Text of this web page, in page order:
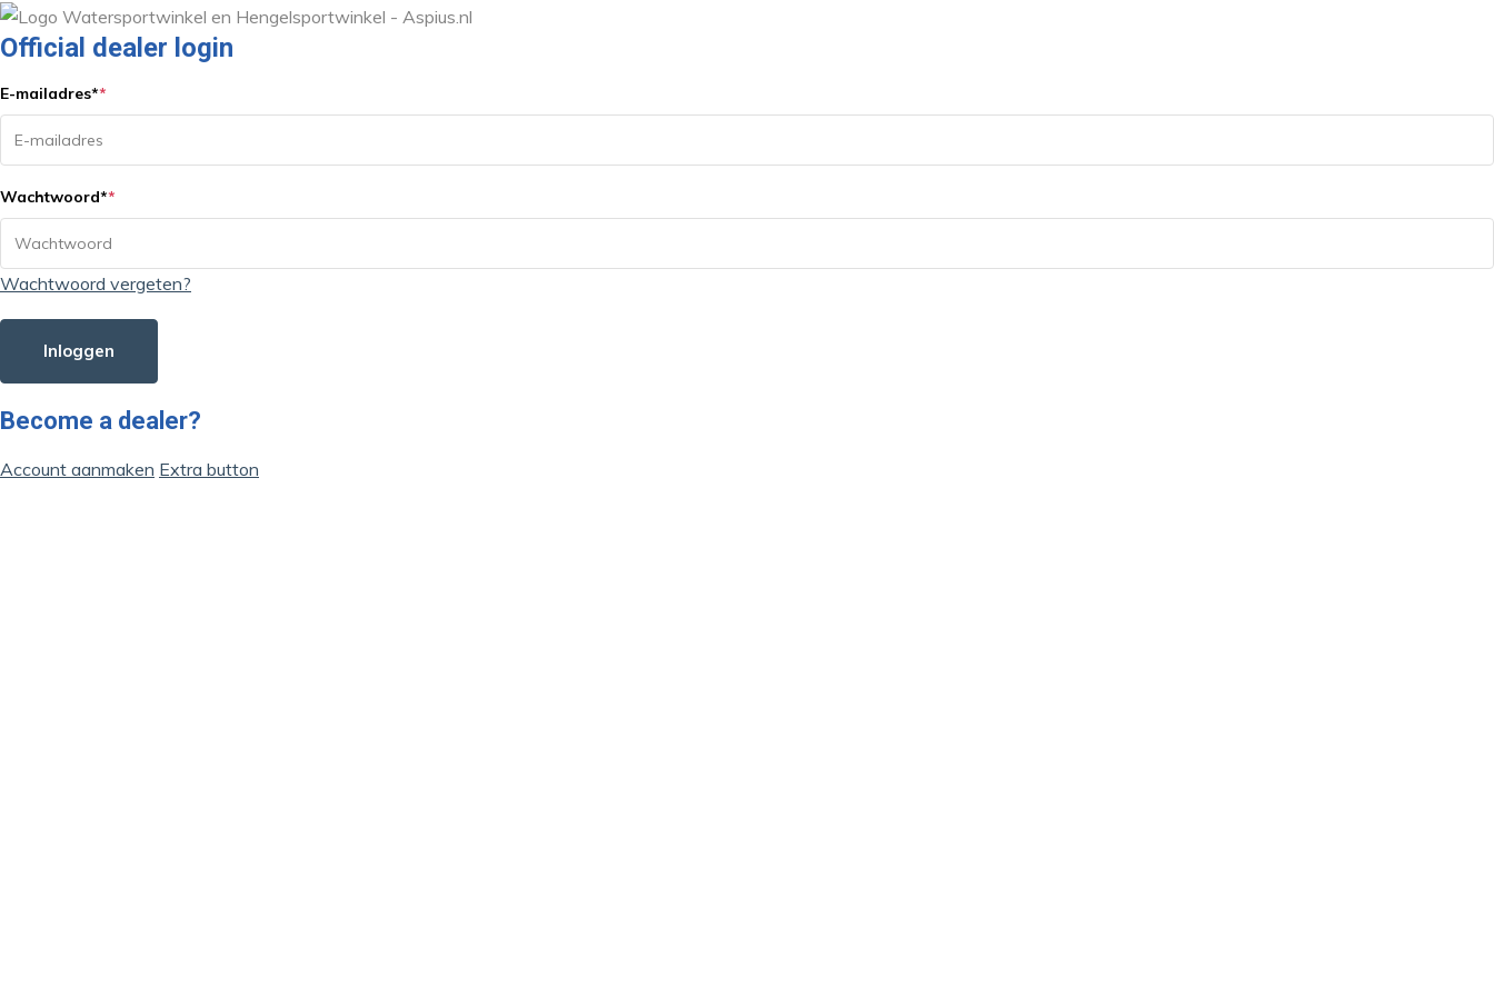
Official dealer login
E-mailadres**
Wachtwoord**
Wachtwoord vergeten?
Inloggen
Become a dealer?
Account aanmaken Extra button